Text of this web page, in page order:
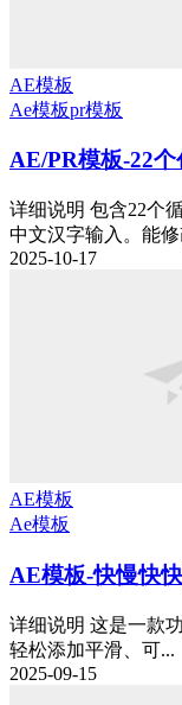
AE模板
Ae模板pr模板
AE/PR模板-22
详细说明 包含22个
中文汉字输入。能修
2025-10-17
AE模板
Ae模板
AE模板-快慢快
详细说明 这是一款
轻松添加平滑、可...
2025-09-15